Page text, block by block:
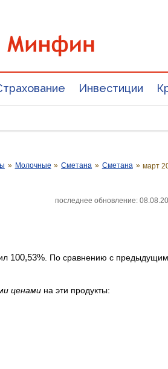
Инвестиции
» Молочные » Сметана » Сметана » март
последнее обновление:
100,53% . По сравнению с предыдущим
ценами на эти продукты: